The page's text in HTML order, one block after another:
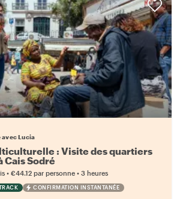
avec Lucia
: Visite des quartiers
Cais Sodré
• €44.12 par personne • 3 heures
CONFIRMATION INSTANTANÉE